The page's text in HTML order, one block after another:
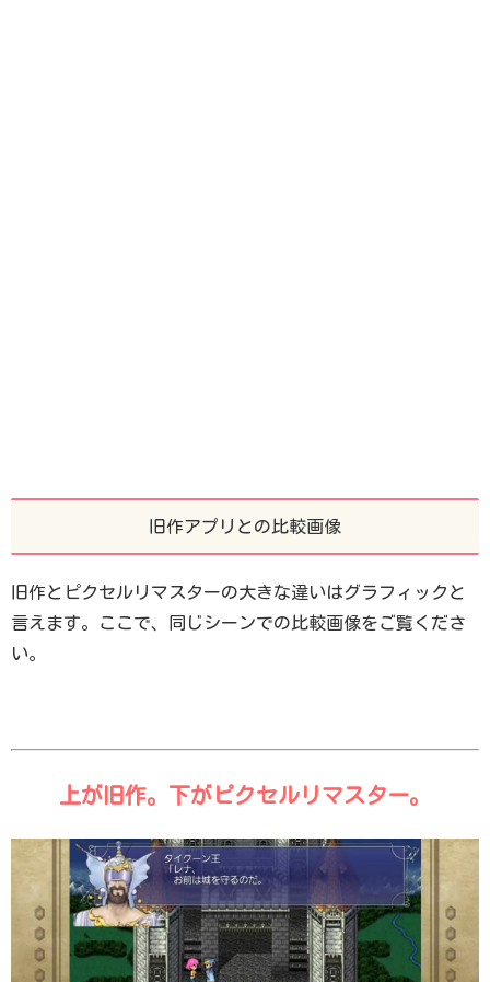
旧作アプリとの比較画像
旧作とピクセルリマスターの大きな違いはグラフィックと
言えます。ここで、同じシーンでの比較画像をご覧くださ
い。
上が旧作。下がピクセルリマスター。